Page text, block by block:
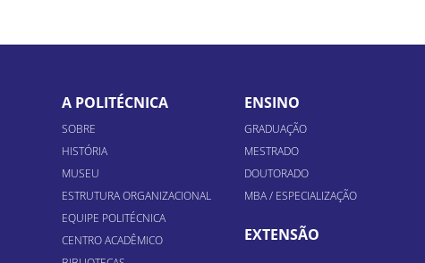
A POLITÉCNICA
SOBRE
HISTÓRIA
MUSEU
ESTRUTURA ORGANIZACIONAL
EQUIPE POLITÉCNICA
CENTRO ACADÊMICO
ENSINO
GRADUAÇÃO
MESTRADO
DOUTORADO
MBA / ESPECIALIZAÇÃO
EXTENSÃO